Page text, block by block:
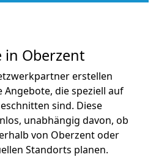
in Oberzent
erstellen
die speziell auf
sind. Diese
unabhängig davon, ob
von Oberzent oder
Standorts planen.